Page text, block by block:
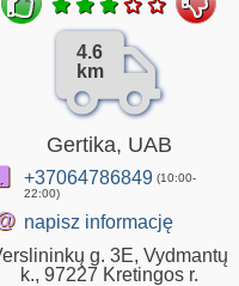
4.6
km
Gertika, UAB
+37064786849 (10:00-
22:00)
napisz informację
g. 3E, Vydmantų
k., 97227 Kretingos r.